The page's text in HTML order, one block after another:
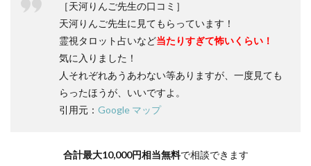
［天河りんご先生の口コミ］
天河りんご先生に見てもらっています！
霊視タロット占いなど当たりすぎて怖いくらい！
気に入りました！
人それぞれあうあわない等ありますが、一度見ても
らったほうが、いいですよ。
引用元： Google マップ
合計最大10,000円相当無料で相談できます